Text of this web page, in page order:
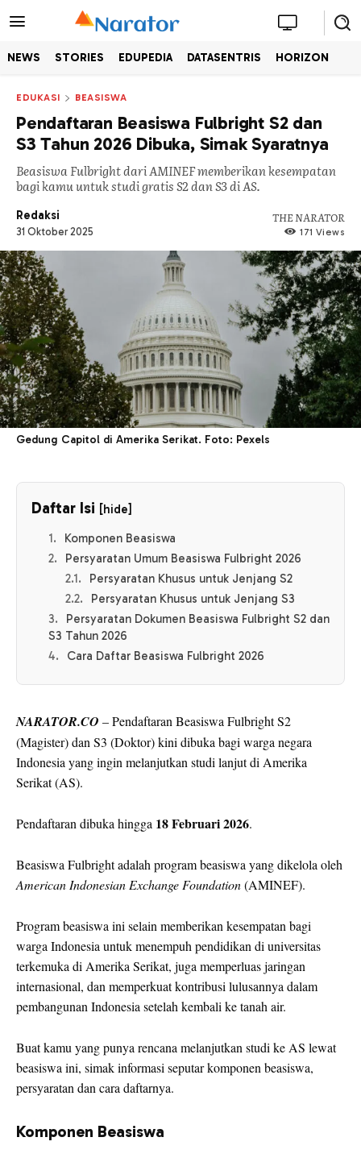
NEWS STORIES EDUPEDIA DATASENTRIS HORIZON
EDUKASI BEASISWA
Pendaftaran Beasiswa Fulbright S2 dan
S3 Tahun 2026 Dibuka, Simak Syaratnya
Beasiswa Fulbright dari AMINEF memberikan kesempatan
bagi kamu untuk studi gratis S2 dan S3 di AS.
Redaksi
31 Oktober 2025
THE NARATOR
171 Views
Gedung Capitol di Amerika Serikat. Foto: Pexels
Daftar Isi
[hide]
Komponen Beasiswa
Persyaratan Umum Beasiswa Fulbright 2026
Persyaratan Khusus untuk Jenjang S2
Persyaratan Khusus untuk Jenjang S3
Persyaratan Dokumen Beasiswa Fulbright S2 dan
S3 Tahun 2026
Cara Daftar Beasiswa Fulbright 2026
NARATOR.CO – Pendaftaran Beasiswa Fulbright S2
(Magister) dan S3 (Doktor) kini dibuka bagi warga negara
Indonesia yang ingin melanjutkan studi lanjut di Amerika
Serikat (AS).
Pendaftaran dibuka hingga 18 Februari 2026.
Beasiswa Fulbrightadalah program beasiswa yang dikelola oleh
American Indonesian Exchange Foundation(AMINEF).
Program beasiswa ini selain memberikan kesempatan bagi
warga Indonesia untuk menempuh pendidikan di universitas
terkemuka di Amerika Serikat, juga memperluas jaringan
internasional, dan memperkuat kontribusi lulusannya dalam
pembangunan Indonesia setelah kembali ke tanah air.
Buat kamu yang punya rencana melanjutkan studi ke AS lewat
beasiswa ini, simak informasi seputar komponen beasiswa,
persyaratan dan cara daftarnya.
Komponen Beasiswa